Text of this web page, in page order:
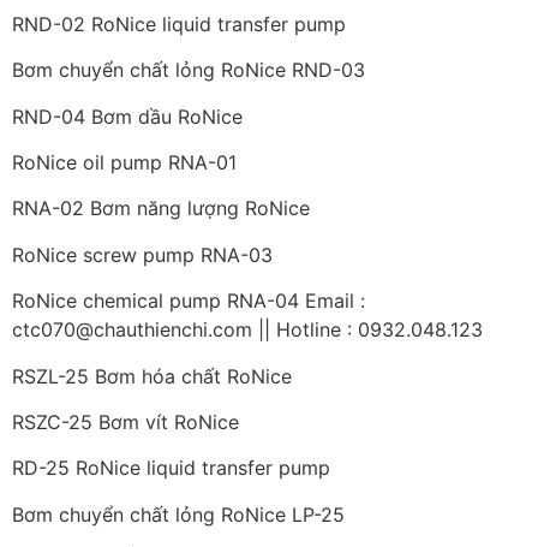
RND-02 RoNice liquid transfer pump
Bơm chuyển chất lỏng RoNice RND-03
RND-04 Bơm dầu RoNice
RoNice oil pump RNA-01
RNA-02 Bơm năng lượng RoNice
RoNice screw pump RNA-03
RoNice chemical pump RNA-04 Email :
ctc070@chauthienchi.com || Hotline : 0932.048.123
RSZL-25 Bơm hóa chất RoNice
RSZC-25 Bơm vít RoNice
RD-25 RoNice liquid transfer pump
Bơm chuyển chất lỏng RoNice LP-25